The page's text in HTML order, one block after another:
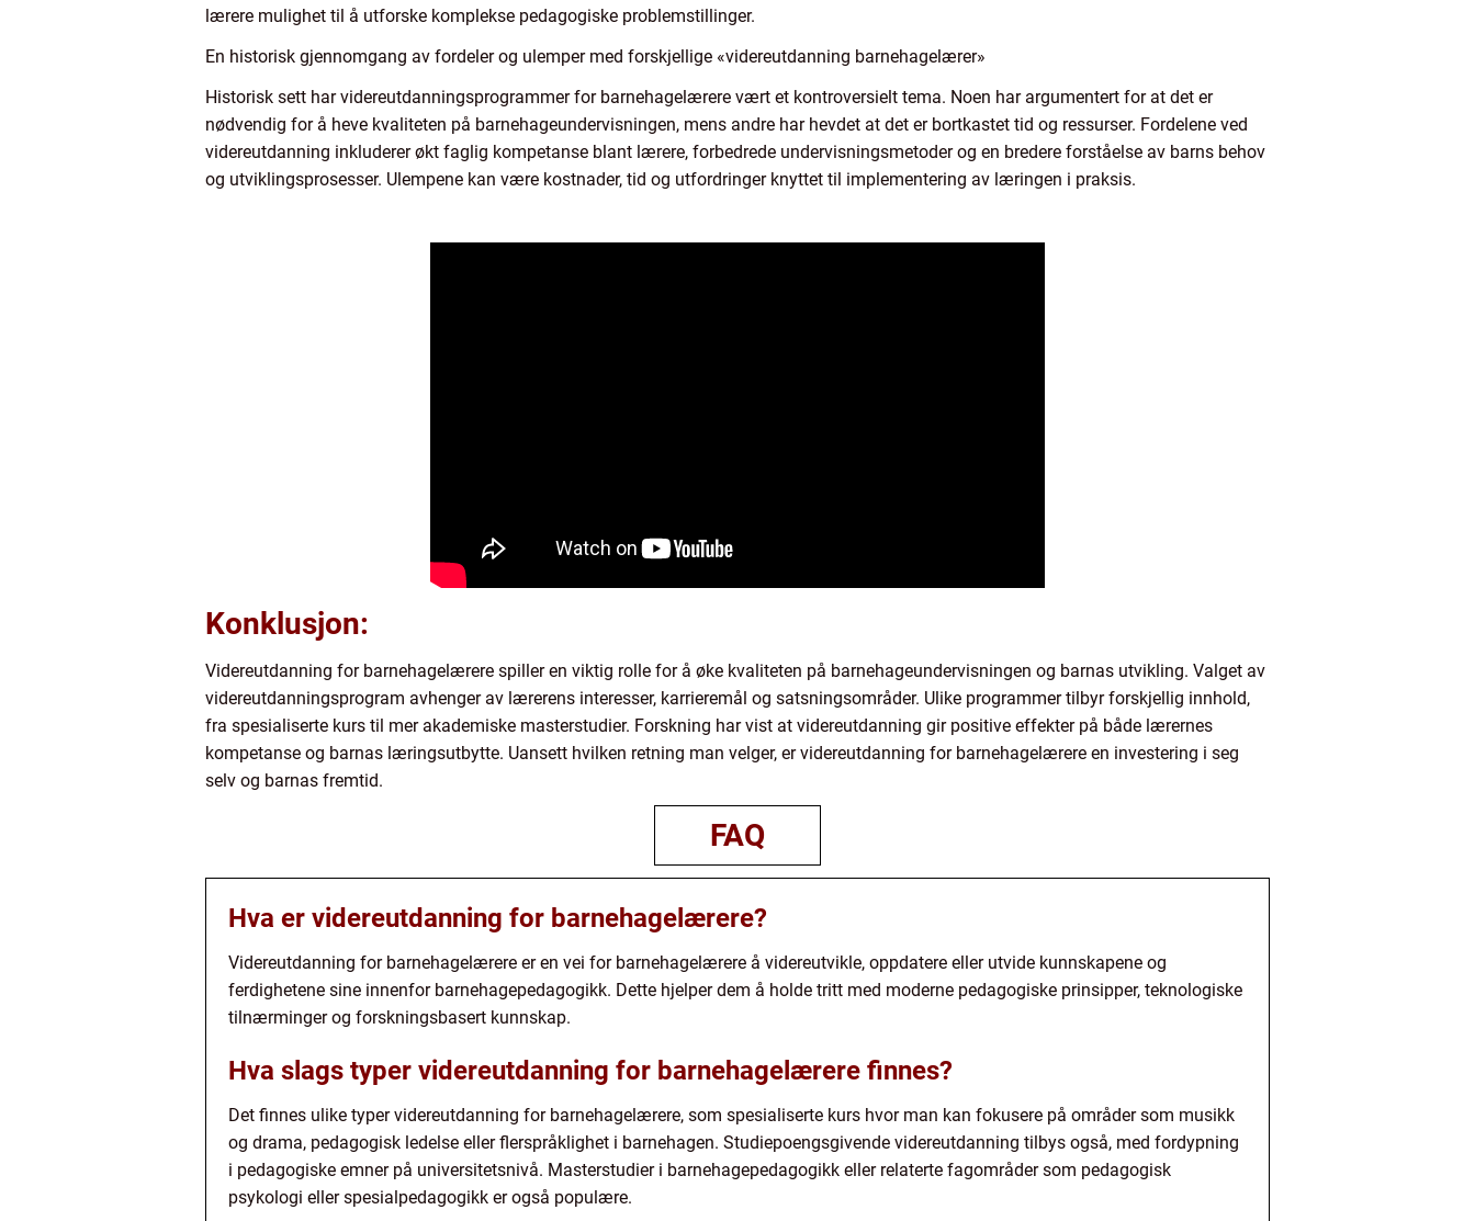
lærere mulighet til å utforske komplekse pedagogiske problemstillinger.
En historisk gjennomgang av fordeler og ulemper med forskjellige «videreutdanning barnehagelærer»
Historisk sett har videreutdanningsprogrammer for barnehagelærere vært et kontroversielt tema. Noen har argumentert for at det er
nødvendig for å heve kvaliteten på barnehageundervisningen, mens andre har hevdet at det er bortkastet tid og ressurser. Fordelene ved
videreutdanning inkluderer økt faglig kompetanse blant lærere, forbedrede undervisningsmetoder og en bredere forståelse av barns behov
og utviklingsprosesser. Ulempene kan være kostnader, tid og utfordringer knyttet til implementering av læringen i praksis.
Konklusjon:
Videreutdanning for barnehagelærere spiller en viktig rolle for å øke kvaliteten på barnehageundervisningen og barnas utvikling. Valget av
videreutdanningsprogram avhenger av lærerens interesser, karrieremål og satsningsområder. Ulike programmer tilbyr forskjellig innhold,
fra spesialiserte kurs til mer akademiske masterstudier. Forskning har vist at videreutdanning gir positive effekter på både lærernes
kompetanse og barnas læringsutbytte. Uansett hvilken retning man velger, er videreutdanning for barnehagelærere en investering i seg
selv og barnas fremtid.
FAQ
Hva er videreutdanning for barnehagelærere?
Videreutdanning for barnehagelærere er en vei for barnehagelærere å videreutvikle, oppdatere eller utvide kunnskapene og
ferdighetene sine innenfor barnehagepedagogikk. Dette hjelper dem å holde tritt med moderne pedagogiske prinsipper, teknologiske
tilnærminger og forskningsbasert kunnskap.
Hva slags typer videreutdanning for barnehagelærere finnes?
Det finnes ulike typer videreutdanning for barnehagelærere, som spesialiserte kurs hvor man kan fokusere på områder som musikk
og drama, pedagogisk ledelse eller flerspråklighet i barnehagen. Studiepoengsgivende videreutdanning tilbys også, med fordypning
i pedagogiske emner på universitetsnivå. Masterstudier i barnehagepedagogikk eller relaterte fagområder som pedagogisk
psykologi eller spesialpedagogikk er også populære.